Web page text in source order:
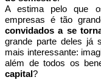
A estima pelo que
empresas é tão
convidados a se
grande parte deles já
mais interessante:
além de todos os
capital?